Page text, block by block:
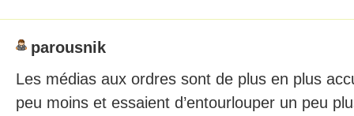
parousnik
Les médias aux ordres sont de plus en plus
peu moins et essaient d’entourlouper un peu